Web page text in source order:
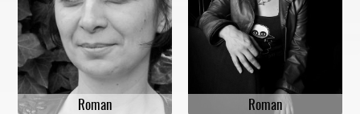
Roman Roman